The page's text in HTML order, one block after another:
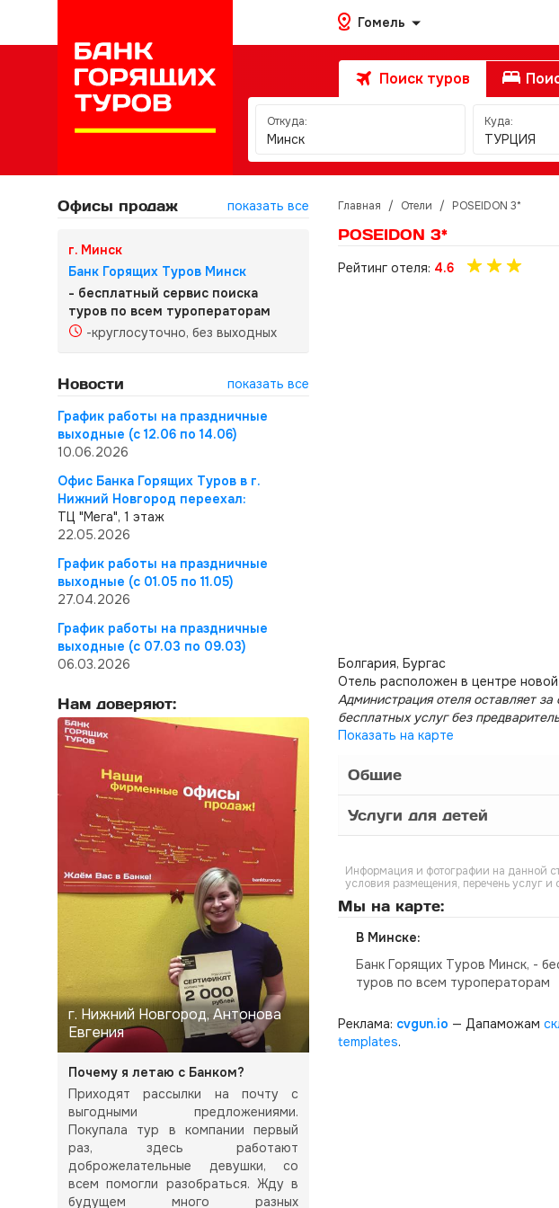
Гомель
Поиск туров
Откуда:
Минск
Куда:
ТУРЦИЯ
Офисы продаж показать все
г. Минск
Банк Горящих Туров Минск
- бесплатный сервис поиска
туров по всем туроператорам
-круглосуточно, без выходных
Новости
показать все
График работы на праздничные
выходные (с 12.06 по 14.06)
10.06.2026
Офис Банка Горящих Туров в г.
Нижний Новгород переехал:
ТЦ "Мега", 1 этаж
22.05.2026
График работы на праздничные
выходные (с 01.05 по 11.05)
27.04.2026
График работы на праздничные
выходные (с 07.03 по 09.03)
06.03.2026
Нам доверяют:
г. Нижний Новгород, Антонова
Евгения
Почему я летаю с Банком?
Приходят рассылки на почту с
выгодными предложениями.
Покупала тур в компании первый
раз, здесь работают
доброжелательные девушки, со
всем помогли разобраться. Жду в
будущем много разных
Главная / Отели / POSEIDON 3*
POSEIDON 3*
Рейтинг отеля: 4.6
Болгария, Бургас
Отель расположен в центре
Администрация отеля оставляет
бесплатных услуг без
Показать на карте
Общие
Услуги для детей
Информация и фотографии на данной
условия размещения, перечень услуг
Мы на карте:
В Минске:
Банк Горящих Туров Минск, -
туров по всем туроператорам
Реклама: cvgun.io — Дапаможам
templates.